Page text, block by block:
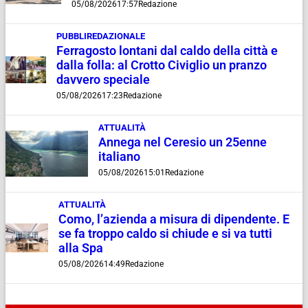
05/08/202617:57Redazione
PUBBLIREDAZIONALE
Ferragosto lontani dal caldo della città e
dalla folla: al Crotto Civiglio un pranzo
davvero speciale
05/08/202617:23 Redazione
ATTUALITÀ
Annega nel Ceresio un 25enne
italiano
05/08/202615:01 Redazione
ATTUALITÀ
Como, l’azienda a misura di dipendente. E
se fa troppo caldo si chiude e si va tutti
alla Spa
05/08/202614:49 Redazione